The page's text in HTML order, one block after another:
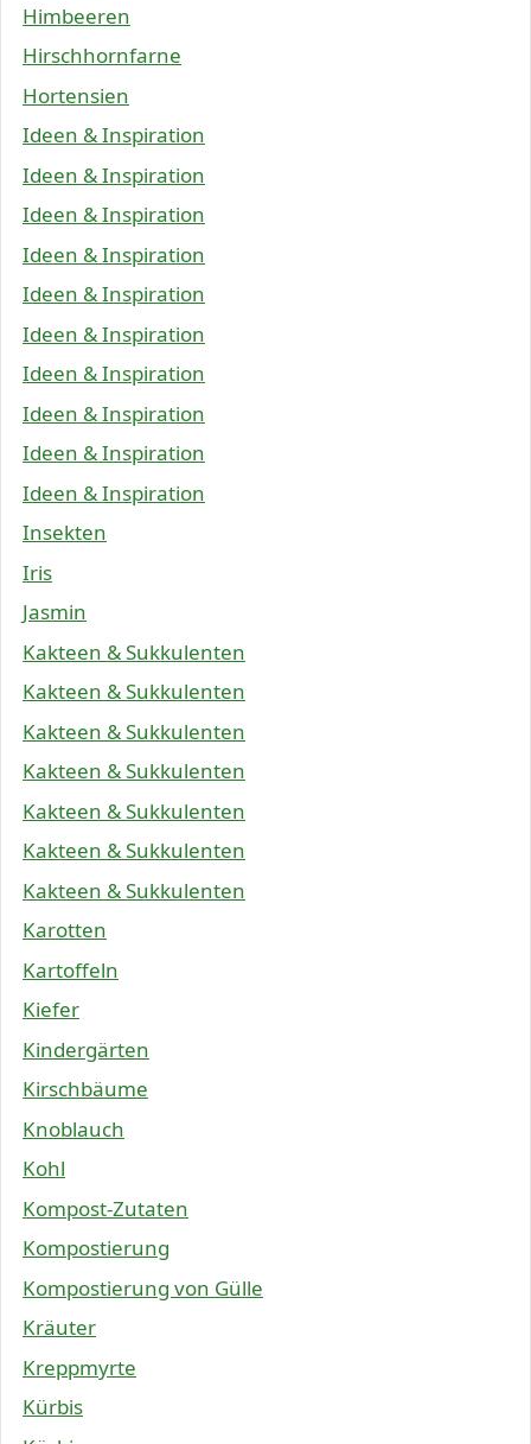
Himbeeren
Hirschhornfarne
Hortensien
Ideen & Inspiration
Ideen & Inspiration
Ideen & Inspiration
Ideen & Inspiration
Ideen & Inspiration
Ideen & Inspiration
Ideen & Inspiration
Ideen & Inspiration
Ideen & Inspiration
Ideen & Inspiration
Insekten
Iris
Jasmin
Kakteen & Sukkulenten
Kakteen & Sukkulenten
Kakteen & Sukkulenten
Kakteen & Sukkulenten
Kakteen & Sukkulenten
Kakteen & Sukkulenten
Kakteen & Sukkulenten
Karotten
Kartoffeln
Kiefer
Kindergärten
Kirschbäume
Knoblauch
Kohl
Kompost-Zutaten
Kompostierung
Kompostierung von Gülle
Kräuter
Kreppmyrte
Kürbis